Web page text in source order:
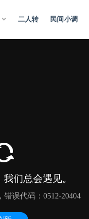
二人转 民间小调